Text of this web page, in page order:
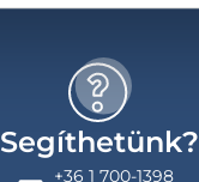
Segíthetünk?
+36 1 700-1398